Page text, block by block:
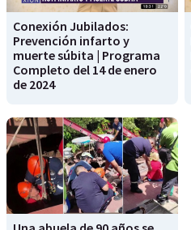
Conexión Jubilados:
Prevención infarto y
muerte súbita | Programa
Completo del 14 de enero
de 2024